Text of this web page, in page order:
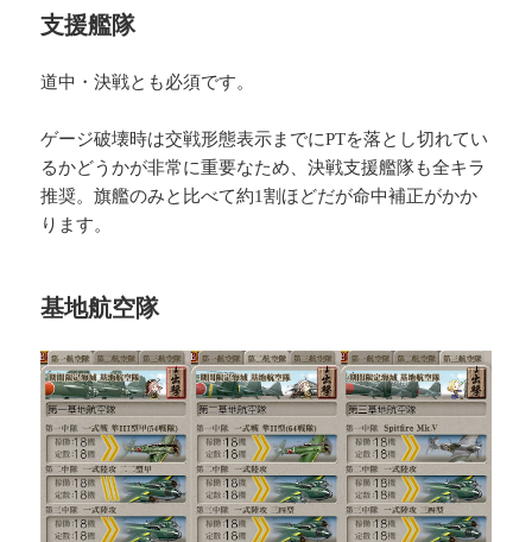
支援艦隊
道中・決戦とも必須です。
ゲージ破壊時は交戦形態表示までにPTを落とし切れてい
るかどうかが非常に重要なため、決戦支援艦隊も全キラ
推奨。旗艦のみと比べて約1割ほどだが命中補正がかか
ります。
基地航空隊